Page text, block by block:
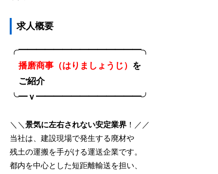
求人概要
╭━━━━━━━━━━━━━━╮
播磨商事（はりましょうじ） を
ご紹介
╰━ｖ━━━━━━━━━━━━╯
＼＼ 景気に左右されない安定業界 ！／／
当社は、建設現場で発生する廃材や
残土の運搬を手がける運送企業です。
都内を中心とした短距離輸送を担い、